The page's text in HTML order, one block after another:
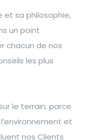
et sa philosophie,
un point
chacun de nos
les plus
le terrain, parce
et
nos Clients